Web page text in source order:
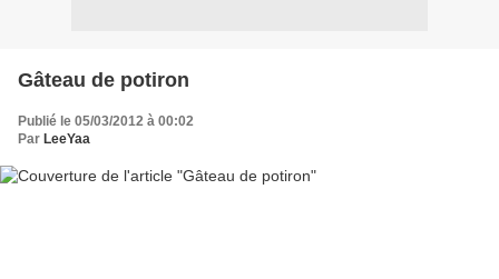
Gâteau de potiron
Publié le 05/03/2012 à 00:02
Par LeeYaa